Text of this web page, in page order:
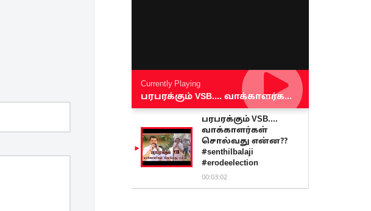
Currently Playing
பரபரக்கும் VSB.... வாக்காளர்கள் சொல்வது என்ன?? #senthilbalaji #erodeelection
பரபரக்கும் VSB....
வாக்காளர்கள்
சொல்வது என்ன??
#senthilbalaji
#erodeelection
00:03:02